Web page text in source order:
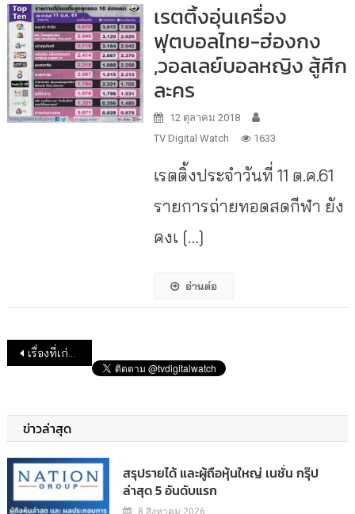
เรตติ้งอุ่นเครื่อง
ฟุตบอลไทย-ฮ่องกง
,วอลเลย์บอลหญิง สู้ศึก
ละคร
12 ตุลาคม 2018
TV Digital Watch
1633
เรตติ้งประจำวันที่ 11 ต.ค.61
รายการถ่ายทอดสดกีฬา ยัง
คงเ […]
อ่านต่อ
แนะแนวเรื่อง
เรื่องที่เก่ากว่า
ข่าวล่าสุด
สรุปรายได้ และผู้ถือหุ้นใหญ่ เนชั่น กรุ๊ป
ล่าสุด 5 อันดับแรก
8 สิงหาคม 2026